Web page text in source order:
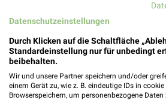
Berliner Platz 2
70734 Fellbach
Heute 08:00 - 13:00 Uhr |
504,71 km
Datenschutzeinstellungen
Durch Klicken auf die Schaltfläche
Standardeinstellung nur für unbedingt
beibehalten.
Wir und unsere Partner speichern und/oder
einem Gerät zu, wie z. B. eindeutige IDs in
Browserspeichern, um personenbezogene